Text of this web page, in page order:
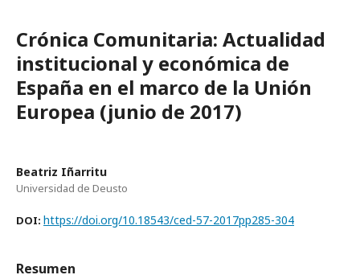
Crónica Comunitaria: Actualidad
institucional y económica de
España en el marco de la Unión
Europea (junio de 2017)
Beatriz Iñarritu
Universidad de Deusto
DOI: https://doi.org/10.18543/ced-57-2017pp285-304
Resumen